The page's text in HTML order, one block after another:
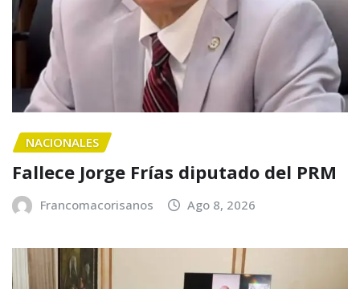
NACIONALES
Fallece Jorge Frías diputado del PRM
Francomacorisanos Ago 8, 2026